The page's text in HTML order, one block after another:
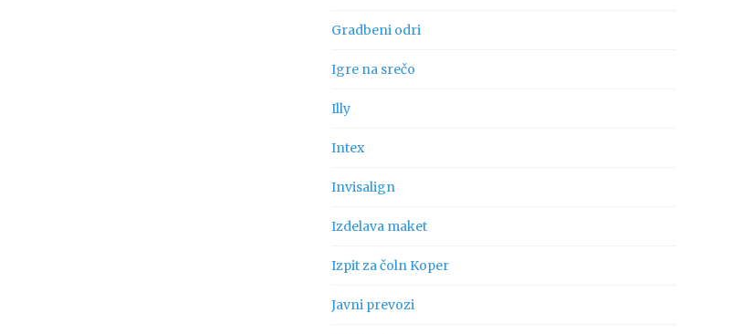
Gradbeni odri
Igre na srečo
Illy
Intex
Invisalign
Izdelava maket
Izpit za čoln Koper
Javni prevozi